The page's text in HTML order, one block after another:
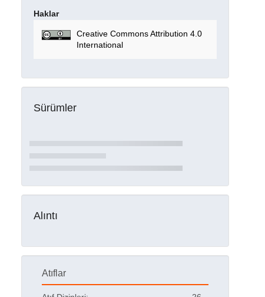
Haklar
Creative Commons Attribution 4.0
International
Sürümler
Alıntı
Atıflar